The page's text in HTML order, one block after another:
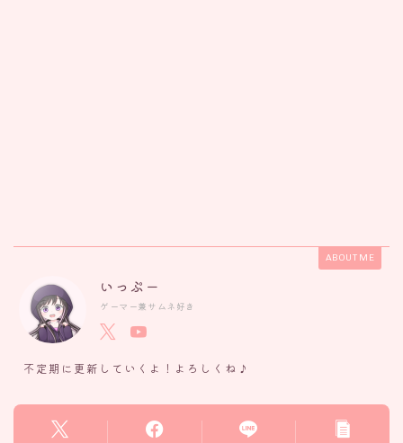
ABOUT ME
いっぷー
ゲーマー兼サムネ好き
不定期に更新していくよ！よろしくね♪